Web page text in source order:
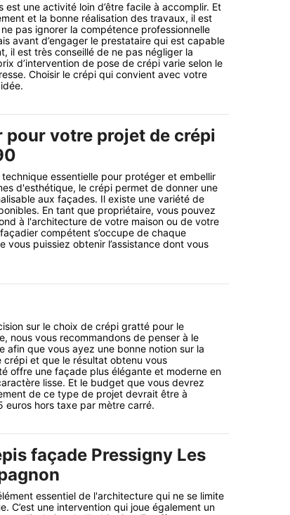
une activité loin d’être facile à accomplir. Et
et la bonne réalisation des travaux, il est
pas ignorer la compétence professionnelle
avant d’engager le prestataire qui est capable
il est très conseillé de ne pas négliger la
d’intervention de pose de crépi varie selon le
Choisir le crépi qui convient avec votre
pour votre projet de crépi
essentielle pour protéger et embellir
d'esthétique, le crépi permet de donner une
aux façades. Il existe une variété de
En tant que propriétaire, vous pouvez
à l'architecture de votre maison ou de votre
compétent s’occupe de chaque
vous puissiez obtenir l’assistance dont vous
sur le choix de crépi gratté pour le
nous vous recommandons de penser à le
afin que vous ayez une bonne notion sur la
et que le résultat obtenu vous
offre une façade plus élégante et moderne en
lisse. Et le budget que vous devrez
de ce type de projet devrait être à
euros hors taxe par mètre carré.
façade Pressigny Les
essentiel de l'architecture qui ne se limite
C’est une intervention qui joue également un